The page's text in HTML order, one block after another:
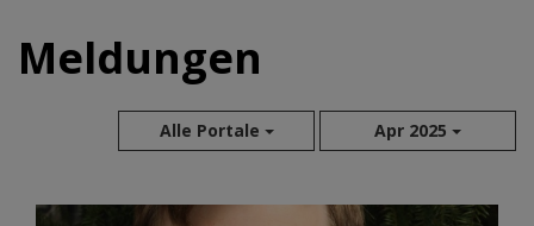
Meldungen
Alle Portale Apr 2025
Aug 2026